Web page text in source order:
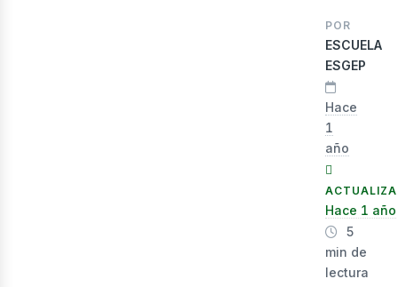
POR
ESCUELA
ESGEP
Hace
1
año
Hace 1 año
5
min de
lectura